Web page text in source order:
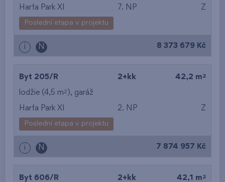
Harfa Park XI 7. NP Z
Poslední etapa v projektu
i N 8 373 679 Kč
Byt 205/R 2+kk 42,2 m 2
lodžie (4,5 m2 ), garáž
Harfa Park XI 2. NP Z
Poslední etapa v projektu
i N 7 874 957 Kč
Byt 606/R 2+kk 42,1 m 2